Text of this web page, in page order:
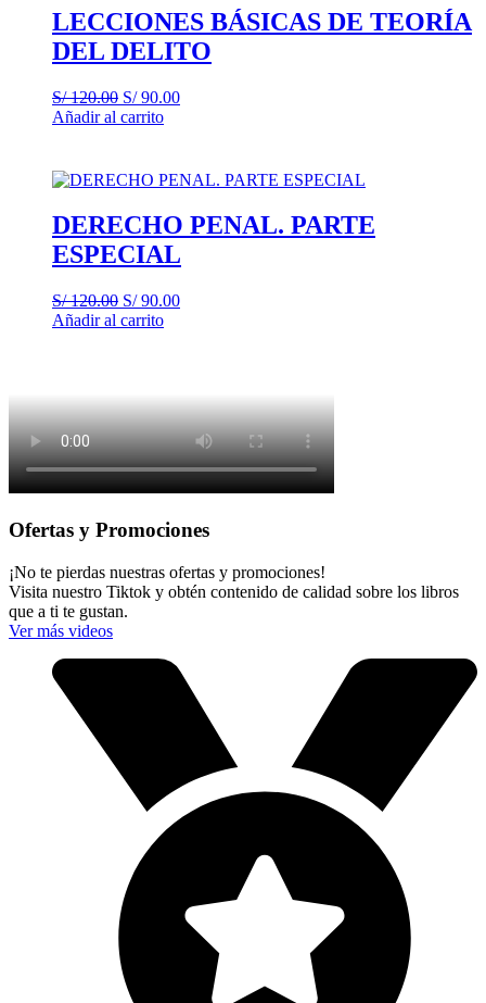
LECCIONES BÁSICAS DE TEORÍA
DEL DELITO
S/120.00 El
precio
S/ 120.00.
S/90.00El
S/ 90.00.
Añadir al carrito
DERECHO PENAL. PARTE
ESPECIAL
S/120.00 El
precio
S/90.00El
Añadir al carrito
Ofertas y Promociones
¡No te pierdas nuestras ofertas y promociones!
Visita nuestro Tiktok y obtén contenido de calidad sobre los libros
que a ti te gustan.
Ver más videos